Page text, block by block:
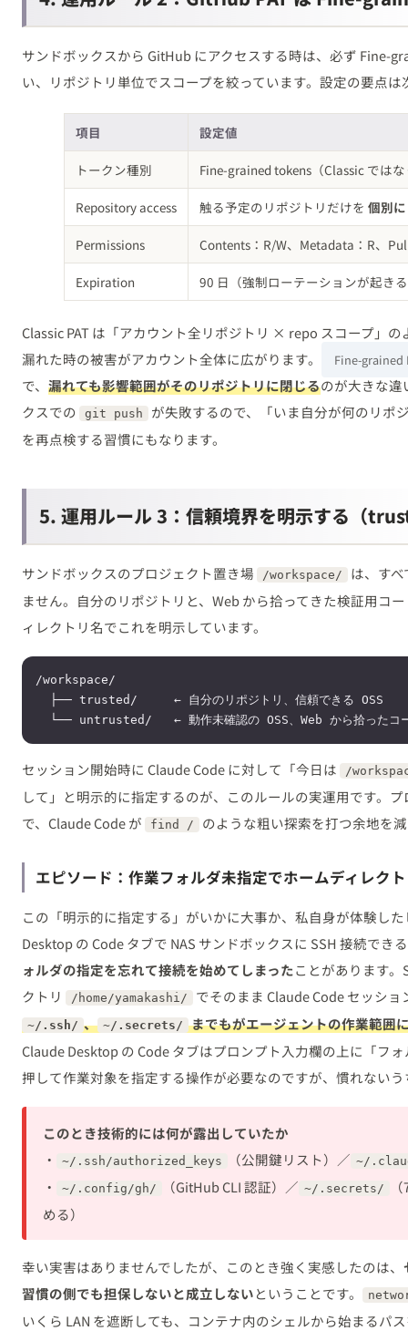
サンドボックスから GitHub にアクセスする時は、必ず Fine-
い、リポジトリ単位でスコープを絞っています。設定の要点は
項目 設定値
トークン種別 Fine-grained tokens（Classic では
Repository access 触る予定のリポジトリだけを 個別に
Permissions Contents：R/W、Metadata：R、
Expiration 90 日（強制ローテーションが起き
Classic PAT は「アカウント全リポジトリ × repo スコープ」
漏れた時の被害がアカウント全体に広がります。
Fine-grained
で、 漏れても影響範囲がそのリポジトリに閉じるのが大きな違
クスでの
git push
が失敗するので、「いま自分が何のリポ
を再点検する習慣にもなります。
5. 運用ルール 3：信頼境界を明示する（
サンドボックスのプロジェクト置き場 /workspace/
は、す
ません。自分のリポジトリと、Web から拾ってきた検証用コ
ィレクトリ名でこれを明示しています。
/workspace/
  ├── trusted/     ← 自分のリポジトリ、信頼できる OSS
セッション開始時に Claude Code に対して「今日は /
して」と明示的に指定するのが、このルールの実運用です。
で、Claude Code が
find / のような粗い探索を打つ余地を
エピソード：作業フォルダ未指定でホームディレク
この「明示的に指定する」がいかに大事か、私自身が体験し
Desktop の Code タブで NAS サンドボックスに SSH 接続でき
ォルダの指定を忘れて接続を始めてしまったことがあります
クトリ
/home/yamakashi/ でそのまま Claude Code セッシ
~/.ssh/ 、 ~/.secrets/ までもがエージェントの作業範囲
Claude Desktop の Code タブはプロンプト入力欄の上に「フ
押して作業対象を指定する操作が必要なのですが、慣れない
このとき技術的には何が露出していたか
・
~/.ssh/authorized_keys （公開鍵リスト）／ ~/
・ ~/.config/gh/ （GitHub CLI 認証）／ ~/.secrets/
める）
幸い実害はありませんでしたが、このとき強く実感したのは、
習慣の側でも担保しないと成立しないということです。
いくら LAN を遮断しても、コンテナ内のシェルから始まるパ